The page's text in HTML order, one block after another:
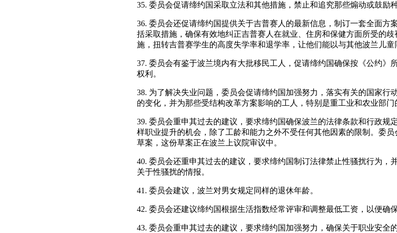
35. 委员会促请缔约国采取立法和其他措施，禁止和追究那些煽动或鼓励
36. 委员会还促请缔约国提供关于吉普赛人的最新信息，制订一套全面方
括采取措施，确保有效地纠正吉普赛人在就业、住房和保健方面所受的
施，扭转吉普赛学生的高度失学率和退学率，让他们能以与其他波兰儿童
37. 委员会有鉴于波兰境内有大批移民工人，促请缔约国确保按《公约》
权利。
38. 为了解决失业问题，委员会促请缔约国加强努力，落实有关的国家行
的变化，并为那些受结构改革方案影响的工人，特别是重工业和农业部门
39. 委员会重申其过去的建议，要求缔约国确保波兰的法律条款和行政规
样职业提升的机会，除了工龄和能力之外不受任何其他因素的限制。委
草案，这份草案正在波兰上议院审议中。
40. 委员会还重申其过去的建议，要求缔约国制订法律禁止性骚扰行为，
关于性骚扰的情报。
41. 委员会建议，波兰对男女规定同样的退休年龄。
42. 委员会还建议缔约国根据生活指数经常评审和调整最低工资，以便确
43. 委员会重申其过去的建议，要求缔约国加强努力，确保关于职业安全